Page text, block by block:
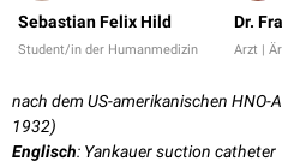
Sebastian Felix Hild
Student/in der Humanmedizin
Dr.
Arzt |
nach dem US-amerikanischen HNO-
1932)
Englisch: Yankauer suction catheter